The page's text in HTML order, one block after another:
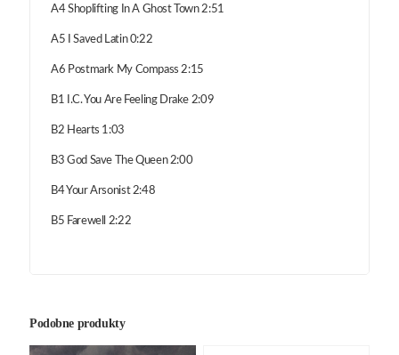
A4 Shoplifting In A Ghost Town 2:51
A5 I Saved Latin 0:22
A6 Postmark My Compass 2:15
B1 I.C. You Are Feeling Drake 2:09
B2 Hearts 1:03
B3 God Save The Queen 2:00
B4 Your Arsonist 2:48
B5 Farewell 2:22
Podobne produkty